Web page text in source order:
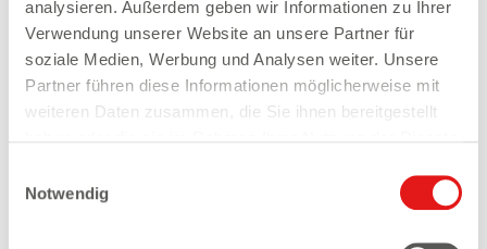
analysieren. Außerdem geben wir Informationen zu Ihrer
Verwendung unserer Website an unsere Partner für
soziale Medien, Werbung und Analysen weiter. Unsere
Partner führen diese Informationen möglicherweise mit
weiteren Daten zusammen, die Sie ihnen bereitgestellt
Notwendig
Bitte akzeptieren Sie statistik,
MarketingCookies um extern
eingebundene Videos anzuschauen.
2023 war die Freude groß, denn das Sandmännchen